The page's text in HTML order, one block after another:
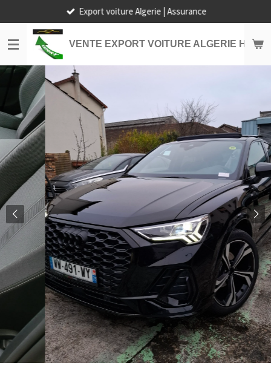
au
contenu
principal
VENTE EXPORT VOITURE ALGERIE HORS
Export voiture Algerie | Assurance